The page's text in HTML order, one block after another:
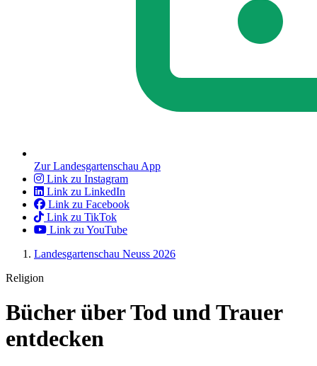
Zur Landesgartenschau App
Link zu Instagram
Link zu LinkedIn
Link zu Facebook
Link zu TikTok
Link zu YouTube
Landesgartenschau Neuss 2026
Religion
Bücher über Tod und Trauer
entdecken